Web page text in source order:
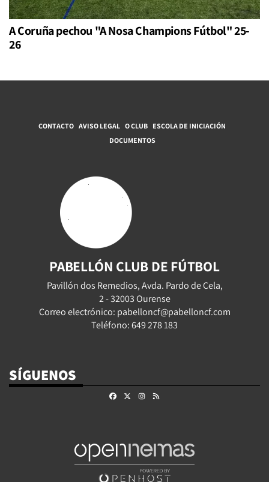
A Coruña pechou "A Nosa Champions Fútbol" 25-
26
CONTACTO AVISO LEGAL O CLUB ESCOLA DE INICIACIÓN
DOCUMENTOS
PABELLÓN CLUB DE FÚTBOL
Pavillón dos Remedios, Avda. Pardo de Cela,
2 - 32003 Ourense
Correo electrónico: pabelloncf@pabelloncf.com
Teléfono: 649 278 183
SÍGUENOS
FacebookInstagram